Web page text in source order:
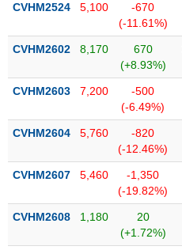
thái
phiếu
mô
thị
Niêm
Niêm
CVHM2524 5,100
-670
(-11.61%)
CVHM2602 8,170
670
(+8.93%)
CVHM2603 7,200
-500
(-6.49%)
CVHM2604 5,760
-820
(-12.46%)
CVHM2607 5,460
-1,350
(-19.82%)
CVHM2608 1,180
20
(+1.72%)
NGÀNH
DOANH
NGHIỆP
PHIẾU